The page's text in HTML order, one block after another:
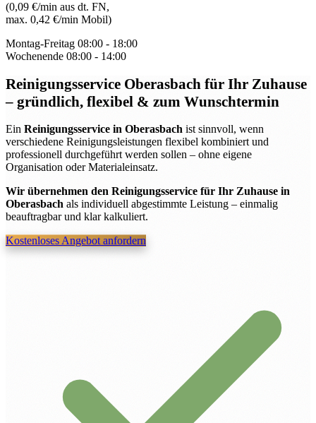
(0,09 €/min aus dt. FN,
max. 0,42 €/min Mobil)
Montag-Freitag 08:00 - 18:00
Wochenende 08:00 - 14:00
Reinigungsservice Oberasbach für Ihr Zuhause
– gründlich, flexibel & zum Wunschtermin
Ein Reinigungsservice in Oberasbach ist sinnvoll, wenn
verschiedene Reinigungsleistungen flexibel kombiniert und
professionell durchgeführt werden sollen – ohne eigene
Organisation oder Materialeinsatz.
Wir übernehmen den Reinigungsservice für Ihr Zuhause in
Oberasbach als individuell abgestimmte Leistung – einmalig
beauftragbar und klar kalkuliert.
Kostenloses Angebot anfordern